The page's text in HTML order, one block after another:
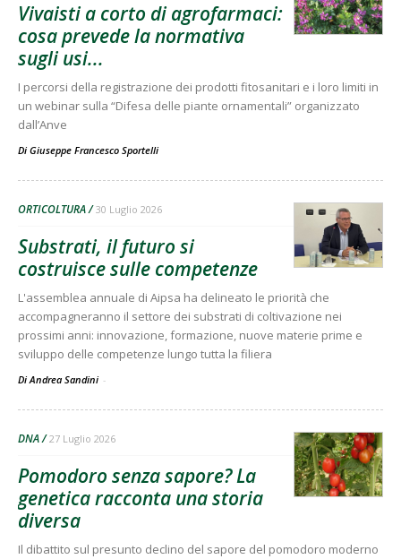
Vivaisti a corto di agrofarmaci:
cosa prevede la normativa
sugli usi...
I percorsi della registrazione dei prodotti fitosanitari e i loro limiti in
un webinar sulla “Difesa delle piante ornamentali” organizzato
dall’Anve
Di Giuseppe Francesco Sportelli
ORTICOLTURA 30 Luglio 2026
Substrati, il futuro si
costruisce sulle competenze
L'assemblea annuale di Aipsa ha delineato le priorità che
accompagneranno il settore dei substrati di coltivazione nei
prossimi anni: innovazione, formazione, nuove materie prime e
sviluppo delle competenze lungo tutta la filiera
Di Andrea Sandini -
DNA 27 Luglio 2026
Pomodoro senza sapore? La
genetica racconta una storia
diversa
Il dibattito sul presunto declino del sapore del pomodoro moderno